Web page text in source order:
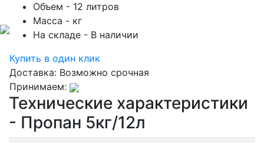
Объем - 12 литров
Масса - кг
На складе - В наличии
Купить в один клик
Доставка: Возможно срочная
Принимаем:
Технические характеристики
- Пропан 5кг/12л